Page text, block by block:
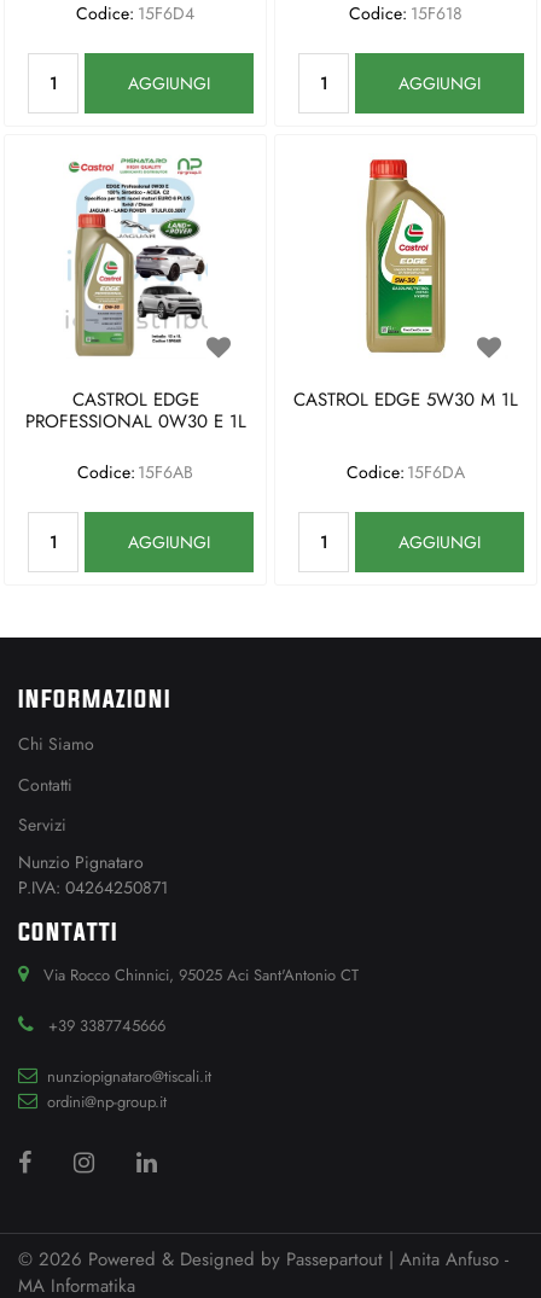
Codice: 15F6D4
AGGIUNGI
Codice: 15F618
AGGIUNGI
CASTROL EDGE
PROFESSIONAL 0W30 E 1L
Codice: 15F6AB
AGGIUNGI
CASTROL EDGE 5W30 M 1L
Codice: 15F6DA
AGGIUNGI
INFORMAZIONI
Chi Siamo
Contatti
Servizi
Nunzio Pignataro
P.IVA: 04264250871
CONTATTI
Via Rocco Chinnici, 95025 Aci Sant'Antonio CT
+39 3387745666
nunziopignataro@tiscali.it
ordini@np-group.it
© 2026 Powered & Designed by Passepartout | Anita Anfuso -
MA Informatika